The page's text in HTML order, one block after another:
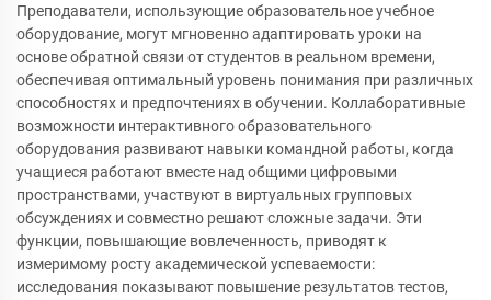
Преподаватели, использующие образовательное учебное
оборудование, могут мгновенно адаптировать уроки на
основе обратной связи от студентов в реальном времени,
обеспечивая оптимальный уровень понимания при различных
способностях и предпочтениях в обучении. Коллаборативные
возможности интерактивного образовательного
оборудования развивают навыки командной работы, когда
учащиеся работают вместе над общими цифровыми
пространствами, участвуют в виртуальных групповых
обсуждениях и совместно решают сложные задачи. Эти
функции, повышающие вовлеченность, приводят к
измеримому росту академической успеваемости:
исследования показывают повышение результатов тестов,